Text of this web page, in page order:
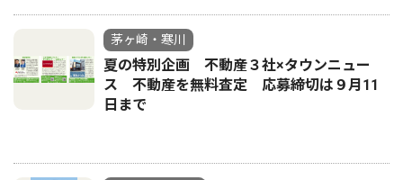
茅ヶ崎・寒川
夏の特別企画 不動産３社×タウンニュー
ス 不動産を無料査定 応募締切は９月11
日まで